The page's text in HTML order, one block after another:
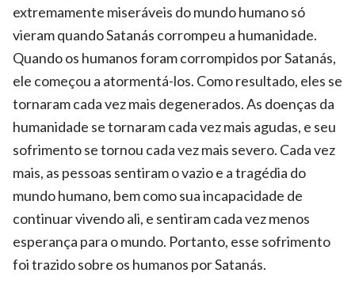
extremamente miseráveis do mundo humano só
vieram quando Satanás corrompeu a humanidade.
Quando os humanos foram corrompidos por Satanás,
ele começou a atormentá-los. Como resultado, eles se
tornaram cada vez mais degenerados. As doenças da
humanidade se tornaram cada vez mais agudas, e seu
sofrimento se tornou cada vez mais severo. Cada vez
mais, as pessoas sentiram o vazio e a tragédia do
mundo humano, bem como sua incapacidade de
continuar vivendo ali, e sentiram cada vez menos
esperança para o mundo. Portanto, esse sofrimento
foi trazido sobre os humanos por Satanás.